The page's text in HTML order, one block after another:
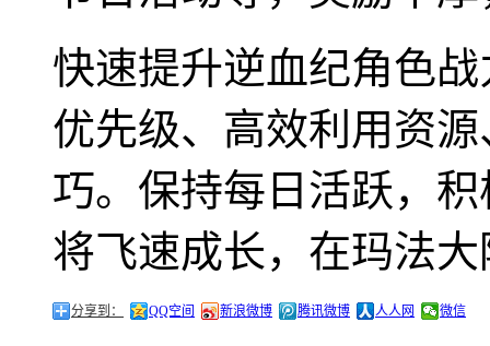
快速提升逆血纪角色
优先级、高效利用资
巧。保持每日活跃，
将飞速成长，在玛法
分享到： QQ空间 新浪微博 腾讯微博 人人网 微信